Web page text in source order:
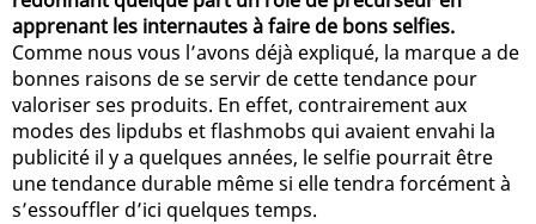
apprenant les internautes à faire de bons selfies.
Comme nous vous l’avons déjà expliqué, la marque a de
bonnes raisons de se servir de cette tendance pour
valoriser ses produits. En effet, contrairement aux
modes des lipdubs et flashmobs qui avaient envahi la
publicité il y a quelques années, le selfie pourrait être
une tendance durable même si elle tendra forcément à
s’essouffler d’ici quelques temps.